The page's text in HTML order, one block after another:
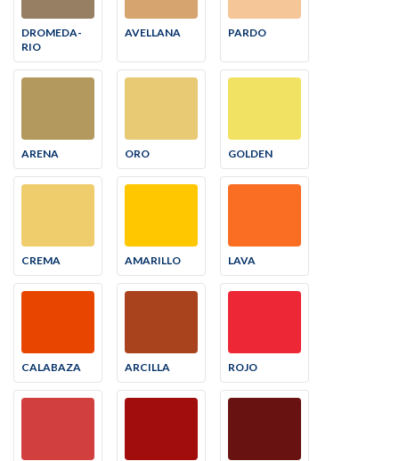
DROMEDA-
RIO
AVELLANA PARDO
ARENA ORO GOLDEN
CREMA AMARILLO LAVA
CALABAZA ARCILLA ROJO